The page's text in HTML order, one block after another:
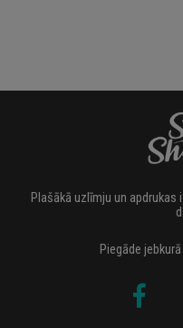
Plašākā uzlīmju un apdrukas
Piegāde